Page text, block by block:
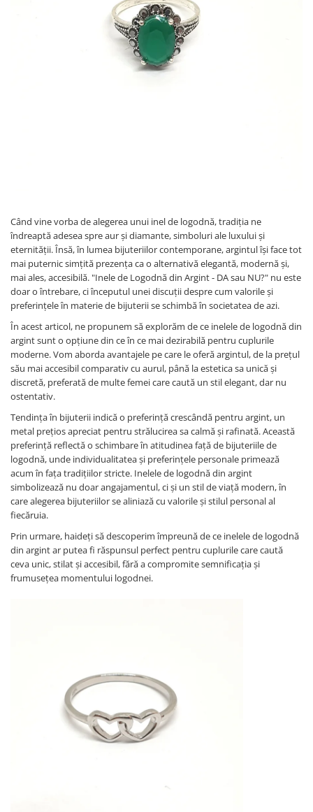
Bijuterii pentru barbati
Când vine vorba de alegerea unui inel de logodnă, tradiția ne
îndreaptă adesea spre aur și diamante, simboluri ale luxului și
eternității. Însă, în lumea bijuteriilor contemporane, argintul își face tot
mai puternic simțită prezența ca o alternativă elegantă, modernă și,
mai ales, accesibilă. "Inele de Logodnă din Argint - DA sau NU?" nu este
doar o întrebare, ci începutul unei discuții despre cum valorile și
preferințele în materie de bijuterii se schimbă în societatea de azi.
În acest articol, ne propunem să explorăm de ce inelele de logodnă din
argint sunt o opțiune din ce în ce mai dezirabilă pentru cuplurile
moderne. Vom aborda avantajele pe care le oferă argintul, de la prețul
său mai accesibil comparativ cu aurul, până la estetica sa unică și
discretă, preferată de multe femei care caută un stil elegant, dar nu
ostentativ.
Tendința în bijuterii indică o preferință crescândă pentru argint, un
metal prețios apreciat pentru strălucirea sa calmă și rafinată. Această
preferință reflectă o schimbare în atitudinea față de bijuteriile de
logodnă, unde individualitatea și preferințele personale primează
acum în fața tradițiilor stricte. Inelele de logodnă din argint
simbolizează nu doar angajamentul, ci și un stil de viață modern, în
care alegerea bijuteriilor se aliniază cu valorile și stilul personal al
fiecăruia.
Prin urmare, haideți să descoperim împreună de ce inelele de logodnă
din argint ar putea fi răspunsul perfect pentru cuplurile care caută
ceva unic, stilat și accesibil, fără a compromite semnificația și
frumusețea momentului logodnei.